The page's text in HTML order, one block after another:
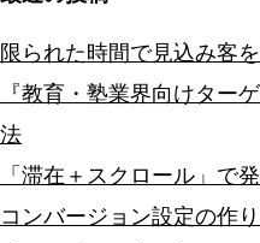
限られた時間で見込み客
『教育・塾業界向けター
法
「滞在＋スクロール」で
コンバージョン設定の作り